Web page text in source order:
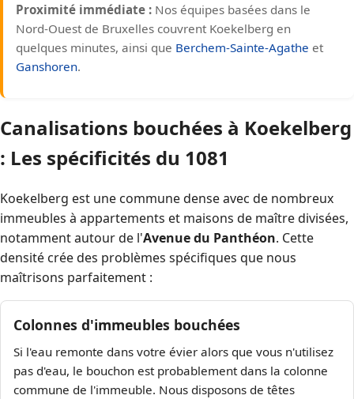
Proximité immédiate : Nos équipes basées dans le
Nord-Ouest de Bruxelles couvrent Koekelberg en
quelques minutes, ainsi que Berchem-Sainte-Agathe et
Ganshoren.
Canalisations bouchées à Koekelberg
: Les spécificités du 1081
Koekelberg est une commune dense avec de nombreux
immeubles à appartements et maisons de maître divisées,
notamment autour de l'Avenue du Panthéon. Cette
densité crée des problèmes spécifiques que nous
maîtrisons parfaitement :
Colonnes d'immeubles bouchées
Si l'eau remonte dans votre évier alors que vous n'utilisez
pas d'eau, le bouchon est probablement dans la colonne
commune de l'immeuble. Nous disposons de têtes